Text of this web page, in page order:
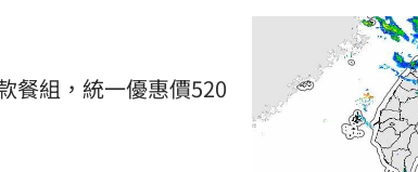
餐組，統一優惠價520